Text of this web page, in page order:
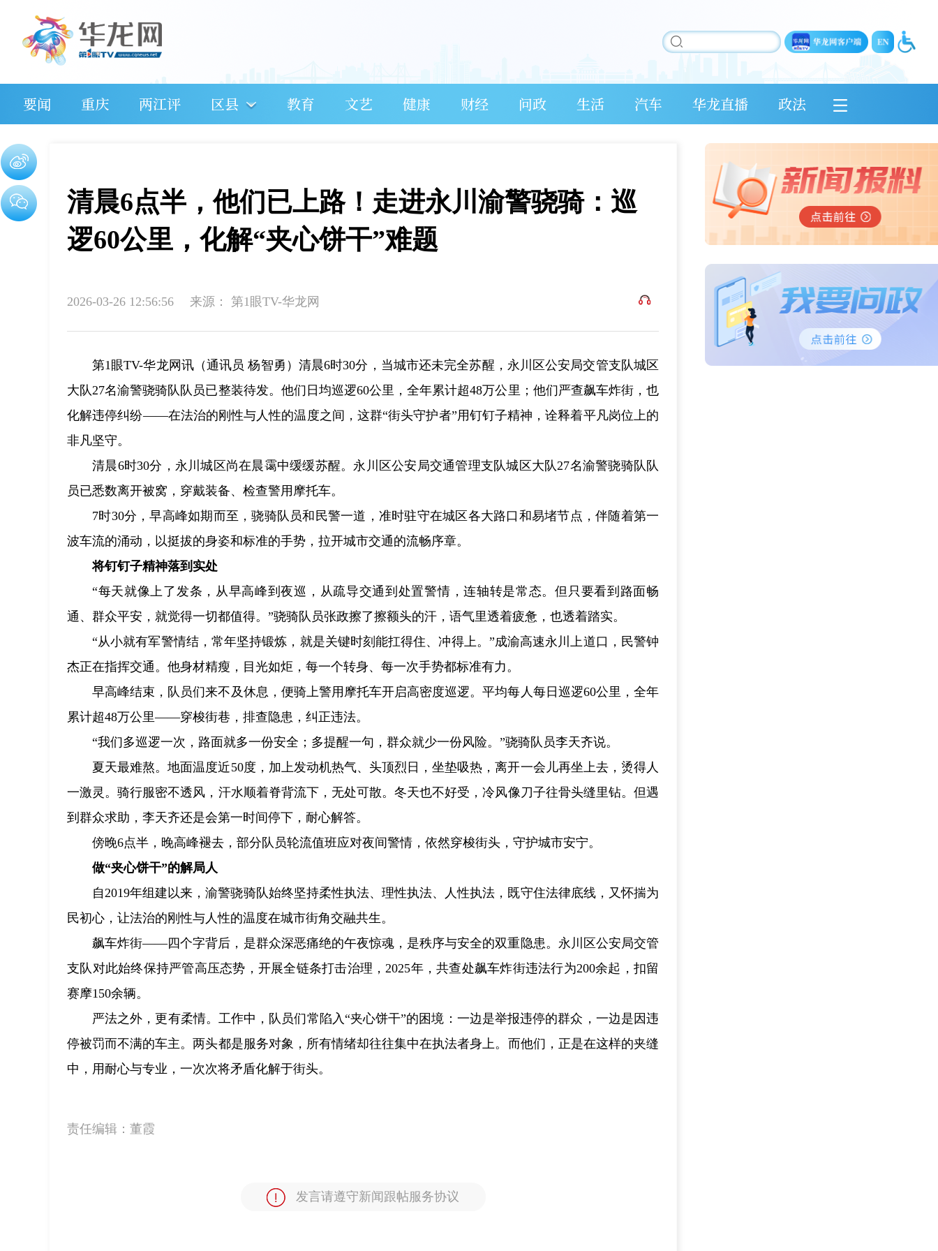
要闻 重庆 两江评 区县 教育 文艺 健康 财经 问政 生活 汽车 华龙直播 政法
清晨6点半，他们已上路！走进永川渝警骁骑：巡
逻60公里，化解“夹心饼干”难题
2026-03-26 12:56:56 来源： 第1眼TV-华龙网
第1眼TV-华龙网讯（通讯员 杨智勇）清晨6时30分，当城市还未完全苏醒，永川区公安局交管支队城区
大队27名渝警骁骑队队员已整装待发。他们日均巡逻60公里，全年累计超48万公里；他们严查飙车炸街，也
化解违停纠纷——在法治的刚性与人性的温度之间，这群“街头守护者”用钉钉子精神，诠释着平凡岗位上的
非凡坚守。
清晨6时30分，永川城区尚在晨霭中缓缓苏醒。永川区公安局交通管理支队城区大队27名渝警骁骑队队
员已悉数离开被窝，穿戴装备、检查警用摩托车。
7时30分，早高峰如期而至，骁骑队员和民警一道，准时驻守在城区各大路口和易堵节点，伴随着第一
波车流的涌动，以挺拔的身姿和标准的手势，拉开城市交通的流畅序章。
将钉钉子精神落到实处
“每天就像上了发条，从早高峰到夜巡，从疏导交通到处置警情，连轴转是常态。但只要看到路面畅
通、群众平安，就觉得一切都值得。”骁骑队员张政擦了擦额头的汗，语气里透着疲惫，也透着踏实。
“从小就有军警情结，常年坚持锻炼，就是关键时刻能扛得住、冲得上。”成渝高速永川上道口，民警钟
杰正在指挥交通。他身材精瘦，目光如炬，每一个转身、每一次手势都标准有力。
早高峰结束，队员们来不及休息，便骑上警用摩托车开启高密度巡逻。平均每人每日巡逻60公里，全年
累计超48万公里——穿梭街巷，排查隐患，纠正违法。
“我们多巡逻一次，路面就多一份安全；多提醒一句，群众就少一份风险。”骁骑队员李天齐说。
夏天最难熬。地面温度近50度，加上发动机热气、头顶烈日，坐垫吸热，离开一会儿再坐上去，烫得人
一激灵。骑行服密不透风，汗水顺着脊背流下，无处可散。冬天也不好受，冷风像刀子往骨头缝里钻。但遇
到群众求助，李天齐还是会第一时间停下，耐心解答。
傍晚6点半，晚高峰褪去，部分队员轮流值班应对夜间警情，依然穿梭街头，守护城市安宁。
做“夹心饼干”的解局人
自2019年组建以来，渝警骁骑队始终坚持柔性执法、理性执法、人性执法，既守住法律底线，又怀揣为
民初心，让法治的刚性与人性的温度在城市街角交融共生。
飙车炸街——四个字背后，是群众深恶痛绝的午夜惊魂，是秩序与安全的双重隐患。永川区公安局交管
支队对此始终保持严管高压态势，开展全链条打击治理，2025年，共查处飙车炸街违法行为200余起，扣留
赛摩150余辆。
严法之外，更有柔情。工作中，队员们常陷入“夹心饼干”的困境：一边是举报违停的群众，一边是因违
停被罚而不满的车主。两头都是服务对象，所有情绪却往往集中在执法者身上。而他们，正是在这样的夹缝
中，用耐心与专业，一次次将矛盾化解于街头。
责任编辑： 董霞
发言请遵守新闻跟帖服务协议